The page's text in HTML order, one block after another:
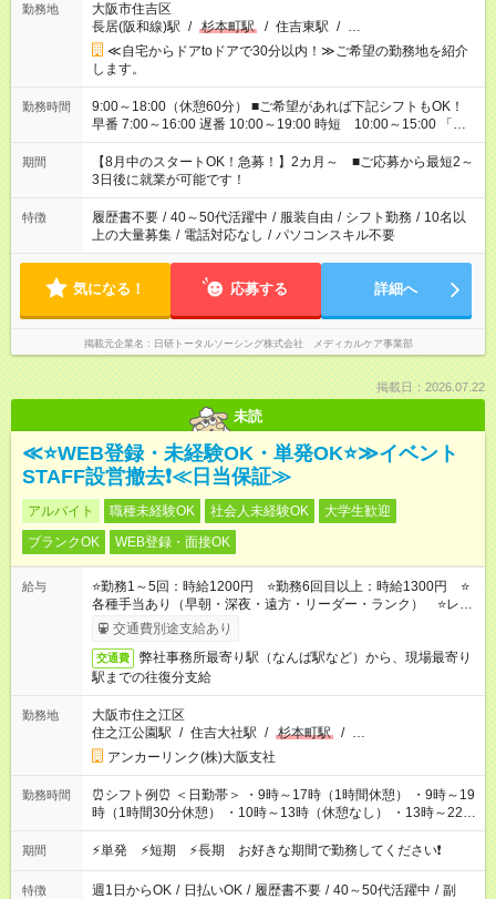
勤務地
大阪市住吉区
長居(阪和線)駅 / 杉本町駅 / 住吉東駅 / …
≪自宅からドアtoドアで30分以内！≫ご希望の勤務地を紹介
します。
勤務時間
9:00～18:00（休憩60分） ■ご希望があれば下記シフトもOK！
早番 7:00～16:00 遅番 10:00～19:00 時短 10:00～15:00 「家
族と休みを合わせたい」 「余裕を持って夕飯の準備がしたい」
「できれば残業はしたくない」 など、ご希望を教えてください
ね。 ※Wワーク希望の方へ 今ご覧のお仕事で希望する勤務時間
と、もう1つのお仕事の勤務時間。 合計で週40時間を超える場
合は応募できません。
期間
【8月中のスタートOK！急募！】2カ月～ ■ご応募から最短2～
3日後に就業が可能です！
特徴 履歴書不要 / 40～50代活躍中 / 服装自由 / シフト勤務 / 10名以
上の大量募集 / 電話対応なし / パソコンスキル不要
気になる！ 応募する 詳細へ
掲載元企業名 日研トータルソーシング株式会社 メディカルケア事業部
掲載日：2026.07.22
未読
≪⭐WEB登録・未経験OK・単発OK⭐≫イベント
STAFF設営撤去❗≪日当保証≫
アルバイト 職種未経験OK 社会人未経験OK
大学生歓迎
ブランクOK
WEB登録・面接OK
給与
⭐勤務1～5回：時給1200円 ⭐勤務6回目以上：時給1300円 ⭐
各種手当あり（早朝・深夜・遠方・リーダー・ランク） ⭐レギ
ュラー手当（週4日以上の勤務で時給UP！1400～2600円の実績
あり）
交通費別途支給あり
交通費
弊社事務所最寄り駅（なんば駅など）から、現場最寄り
駅までの往復分支給
勤務地
大阪市住之江区
住之江公園駅 / 住吉大社駅 / 杉本町駅 / …
アンカーリンク(株)大阪支社
勤務時間
⏰シフト例⏰ ＜日勤帯＞ ・9時～17時（1時間休憩） ・9時～19
時（1時間30分休憩） ・10時～13時（休憩なし） ・13時～22時
（1時間休憩） ＜夜勤帯＞ ・22時～午前2時（休憩なし） ・23
時～午前7時（1時間休憩） ・午前0時～6時（休憩なし） ※案件
う調整しております。
期間 ⚡単発 ⚡短期 ⚡長期 お好きな期間で勤務してください❗
特徴 週1日からOK / 日払いOK / 履歴書不要 / 40～50代活躍中 / 副